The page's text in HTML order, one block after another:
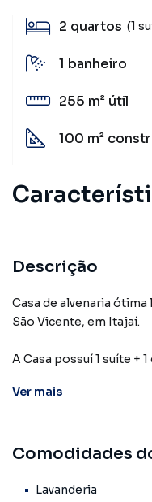
2 quartos (1
1 banheiro
255 m² útil
100 m²
Descrição
Casa de alvenaria
São Vicente, em Itajaí.
A Casa possuí 1 suíte + 1 dormitório, sala, cozinha,
Aproximadamente
km da BR-101, e a 15,1 km de Balneário Camboriú.
Ver mais
Comodidades
Lavanderia